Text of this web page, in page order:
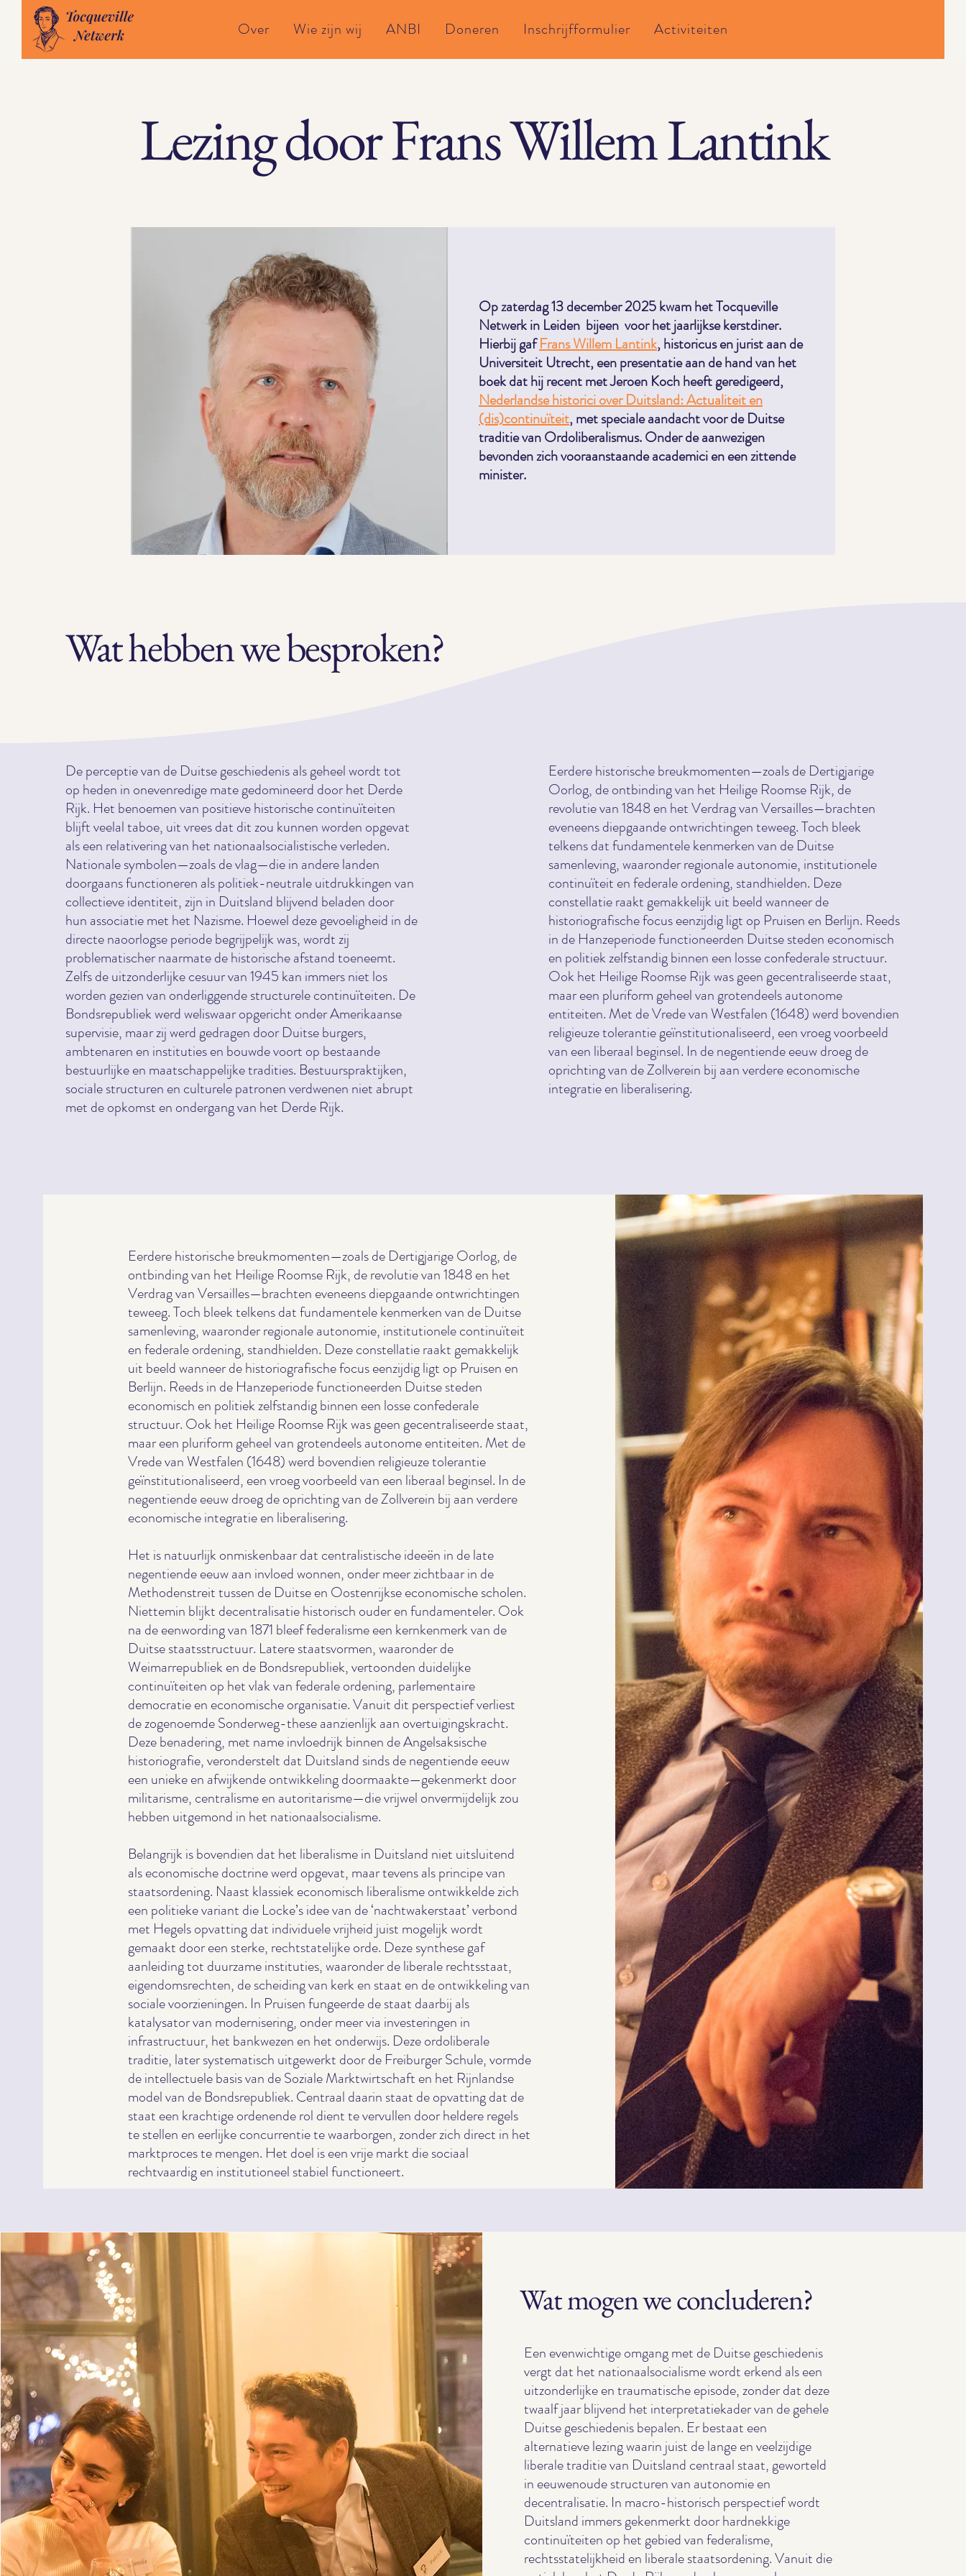
Over Wie zijn wij ANBI Doneren Inschrijfformulier Activiteiten
Lezing door Frans Willem Lantink
Op zaterdag 13 december 2025 kwam het Tocqueville
Netwerk in Leiden bijeen voor het jaarlijkse kerstdiner.
Hierbij gafFrans Willem Lantink, historicus en jurist aan de
Universiteit Utrecht, een presentatie aan de hand van het
boek dat hij recent met Jeroen Koch heeft geredigeerd,
Nederlandse historici over Duitsland: Actualiteit en
(dis)continuïteit, met speciale aandacht voor de Duitse
traditie van Ordoliberalismus. Onder de aanwezigen
bevonden zich vooraanstaande academici en een zittende
minister.
Wat hebben we besproken?
De perceptie van de Duitse geschiedenis als geheel wordt tot
op heden in onevenredige mate gedomineerd door het Derde
Rijk. Het benoemen van positieve historische continuïteiten
blijft veelal taboe, uit vrees dat dit zou kunnen worden opgevat
als een relativering van het nationaalsocialistische verleden.
Nationale symbolen—zoals de vlag—die in andere landen
doorgaans functioneren als politiek-neutrale uitdrukkingen van
collectieve identiteit, zijn in Duitsland blijvend beladen door
hun associatie met het Nazisme. Hoewel deze gevoeligheid in de
directe naoorlogse periode begrijpelijk was, wordt zij
problematischer naarmate de historische afstand toeneemt.
Zelfs de uitzonderlijke cesuur van 1945 kan immers niet los
worden gezien van onderliggende structurele continuïteiten. De
Bondsrepubliek werd weliswaar opgericht onder Amerikaanse
supervisie, maar zij werd gedragen door Duitse burgers,
ambtenaren en instituties en bouwde voort op bestaande
bestuurlijke en maatschappelijke tradities. Bestuurspraktijken,
sociale structuren en culturele patronen verdwenen niet abrupt
met de opkomst en ondergang van het Derde Rijk.
Eerdere historische breukmomenten—zoals de Dertigjarige
Oorlog, de ontbinding van het Heilige Roomse Rijk, de
revolutie van 1848 en het Verdrag van Versailles—brachten
eveneens diepgaande ontwrichtingen teweeg. Toch bleek
telkens dat fundamentele kenmerken van de Duitse
samenleving, waaronder regionale autonomie, institutionele
continuïteit en federale ordening, standhielden. Deze
constellatie raakt gemakkelijk uit beeld wanneer de
historiografische focus eenzijdig ligt op Pruisen en Berlijn. Reeds
in de Hanzeperiode functioneerden Duitse steden economisch
en politiek zelfstandig binnen een losse confederale structuur.
Ook het Heilige Roomse Rijk was geen gecentraliseerde staat,
maar een pluriform geheel van grotendeels autonome
entiteiten. Met de Vrede van Westfalen (1648) werd bovendien
religieuze tolerantie geïnstitutionaliseerd, een vroeg voorbeeld
van een liberaal beginsel. In de negentiende eeuw droeg de
oprichting van de Zollverein bij aan verdere economische
integratie en liberalisering.
Eerdere historische breukmomenten—zoals de Dertigjarige Oorlog, de
ontbinding van het Heilige Roomse Rijk, de revolutie van 1848 en het
Verdrag van Versailles—brachten eveneens diepgaande ontwrichtingen
teweeg. Toch bleek telkens dat fundamentele kenmerken van de Duitse
samenleving, waaronder regionale autonomie, institutionele continuïteit
en federale ordening, standhielden. Deze constellatie raakt gemakkelijk
uit beeld wanneer de historiografische focus eenzijdig ligt op Pruisen en
Berlijn. Reeds in de Hanzeperiode functioneerden Duitse steden
economisch en politiek zelfstandig binnen een losse confederale
structuur. Ook het Heilige Roomse Rijk was geen gecentraliseerde staat,
maar een pluriform geheel van grotendeels autonome entiteiten. Met de
Vrede van Westfalen (1648) werd bovendien religieuze tolerantie
geïnstitutionaliseerd, een vroeg voorbeeld van een liberaal beginsel. In de
negentiende eeuw droeg de oprichting van de Zollverein bij aan verdere
economische integratie en liberalisering.
Het is natuurlijk onmiskenbaar dat centralistische ideeën in de late
negentiende eeuw aan invloed wonnen, onder meer zichtbaar in de
Methodenstreit tussen de Duitse en Oostenrijkse economische scholen.
Niettemin blijkt decentralisatie historisch ouder en fundamenteler. Ook
na de eenwording van 1871 bleef federalisme een kernkenmerk van de
Duitse staatsstructuur. Latere staatsvormen, waaronder de
Weimarrepubliek en de Bondsrepubliek, vertoonden duidelijke
continuïteiten op het vlak van federale ordening, parlementaire
democratie en economische organisatie. Vanuit dit perspectief verliest
de zogenoemde Sonderweg-these aanzienlijk aan overtuigingskracht.
Deze benadering, met name invloedrijk binnen de Angelsaksische
historiografie, veronderstelt dat Duitsland sinds de negentiende eeuw
een unieke en afwijkende ontwikkeling doormaakte—gekenmerkt door
militarisme, centralisme en autoritarisme—die vrijwel onvermijdelijk zou
hebben uitgemond in het nationaalsocialisme.
Belangrijk is bovendien dat het liberalisme in Duitsland niet uitsluitend
als economische doctrine werd opgevat, maar tevens als principe van
staatsordening. Naast klassiek economisch liberalisme ontwikkelde zich
een politieke variant die Locke’s idee van de ‘nachtwakerstaat’ verbond
met Hegels opvatting dat individuele vrijheid juist mogelijk wordt
gemaakt door een sterke, rechtstatelijke orde. Deze synthese gaf
aanleiding tot duurzame instituties, waaronder de liberale rechtsstaat,
eigendomsrechten, de scheiding van kerk en staat en de ontwikkeling van
sociale voorzieningen. In Pruisen fungeerde de staat daarbij als
katalysator van modernisering, onder meer via investeringen in
infrastructuur, het bankwezen en het onderwijs. Deze ordoliberale
traditie, later systematisch uitgewerkt door de Freiburger Schule, vormde
de intellectuele basis van de Soziale Marktwirtschaft en het Rijnlandse
model van de Bondsrepubliek. Centraal daarin staat de opvatting dat de
staat een krachtige ordenende rol dient te vervullen door heldere regels
te stellen en eerlijke concurrentie te waarborgen, zonder zich direct in het
marktproces te mengen. Het doel is een vrije markt die sociaal
rechtvaardig en institutioneel stabiel functioneert.
Wat mogen we concluderen?
Een evenwichtige omgang met de Duitse geschiedenis
vergt dat het nationaalsocialisme wordt erkend als een
uitzonderlijke en traumatische episode, zonder dat deze
twaalf jaar blijvend het interpretatiekader van de gehele
Duitse geschiedenis bepalen. Er bestaat een
alternatieve lezing waarin juist de lange en veelzijdige
liberale traditie van Duitsland centraal staat, geworteld
in eeuwenoude structuren van autonomie en
decentralisatie. In macro-historisch perspectief wordt
Duitsland immers gekenmerkt door hardnekkige
continuïteiten op het gebied van federalisme,
rechtsstatelijkheid en liberale staatsordening. Vanuit die